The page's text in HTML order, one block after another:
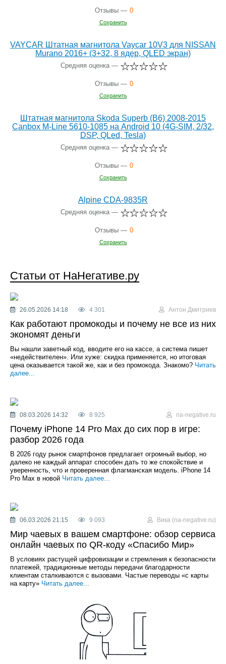
Отзывы — 0
Сохранить
VAYCAR Штатная магнитола Vaycar 10V3 для NISSAN
Murano 2016+ (3+32, 8 ядер, QLED экран)
Средняя оценка —
Отзывы — 0
Сохранить
Штатная магнитола Skoda Superb (B6) 2008-2015
Canbox M-Line 5610-1085 на Android 10 (4G-SIM, 2/32,
DSP, QLed, Tesla)
Средняя оценка —
Отзывы — 0
Сохранить
Alpine CDA-9835R
Средняя оценка —
Отзывы — 0
Сохранить
Статьи от НаНегативе.ру
26.05.2026 14:18 4 301 Антон Дмитриев
Как работают промокоды и почему не все из них
экономят деньги
Вы нашли заветный код, вводите его на кассе, а система пишет
«недействителен». Или хуже: скидка применяется, но итоговая
цена оказывается такой же, как и без промокода. Знакомо? Читать
далее...
08.03.2026 14:32 8 925 na-negative.ru
Почему iPhone 14 Pro Max до сих пор в игре:
разбор 2026 года
В 2026 году рынок смартфонов предлагает огромный выбор, но
далеко не каждый аппарат способен дать то же спокойствие и
уверенность, что и проверенная флагманская модель. iPhone 14
Pro Max в новой Читать далее...
06.03.2026 21:15 9 093 Вика (na-negative.ru)
Мир чаевых в вашем смартфоне: обзор сервиса
онлайн чаевых по QR-коду «Спасибо Мир»
В условиях растущей цифровизации и стремления к безопасности
платежей, традиционные методы передачи благодарности
клиентам сталкиваются с вызовами. Частые переводы «с карты
на карту» Читать далее...